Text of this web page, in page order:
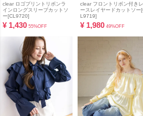
clear ロゴプリントリボンラ
インロングスリーブカットソ
ー[CL9720]
¥ 1,430 55%OFF
clear フロントリボン付きレ
ースレイヤードカットソー
L9719]
¥ 1,980 49%OFF